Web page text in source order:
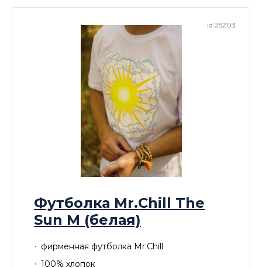
id 25203
Футболка Mr.Chill The
Sun M (белая)
фирменная футболка Mr.Chill
100% хлопок